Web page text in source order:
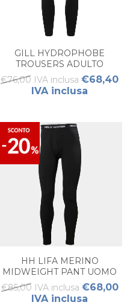
GILL HYDROPHOBE
TROUSERS ADULTO
€76,00 IVA inclusa €68,40
IVA inclusa
HH LIFA MERINO
MIDWEIGHT PANT UOMO
€85,00 IVA inclusa €68,00
IVA inclusa